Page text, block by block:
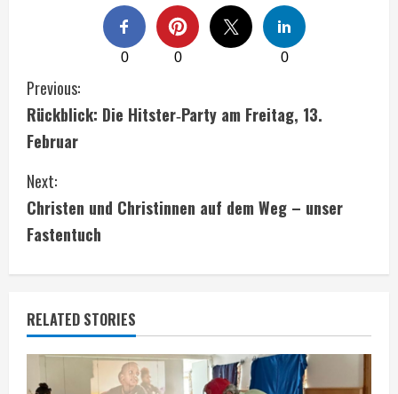
0 0 0
C
o
n
t
i
n
u
e
Previous:
Rückblick: Die Hitster‑Party am Freitag, 13.
Februar
Next:
Christen und Christinnen auf dem Weg – unser
Fastentuch
RELATED STORIES